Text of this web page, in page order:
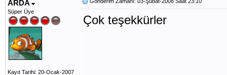
ARDA
Süper Üye
Kayıt Tarihi: 20-Ocak-2007
Çok teşekkürler